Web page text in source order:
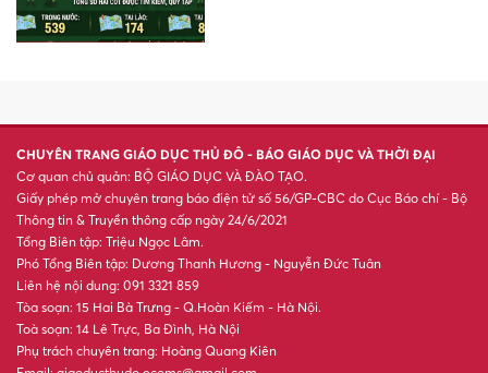
Rõ quyền, rõ trách nhiệm để
chấm dứt áp lực quỹ lớp, quỹ
trường